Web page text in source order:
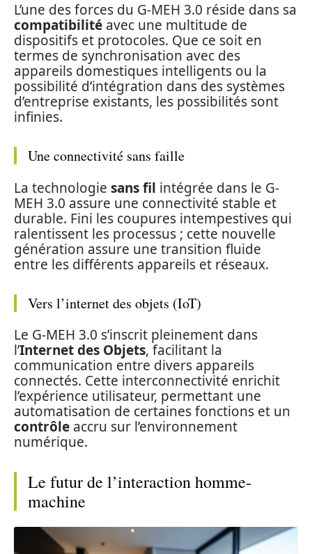
L’une des forces du G-MEH 3.0 réside dans sa
compatibilité avec une multitude de
dispositifs et protocoles. Que ce soit en
termes de synchronisation avec des
appareils domestiques intelligents ou la
possibilité d’intégration dans des systèmes
d’entreprise existants, les possibilités sont
infinies.
Une connectivité sans faille
La technologie sans fil intégrée dans le G-
MEH 3.0 assure une connectivité stable et
durable. Fini les coupures intempestives qui
ralentissent les processus ; cette nouvelle
génération assure une transition fluide
entre les différents appareils et réseaux.
Vers l’internet des objets (IoT)
Le G-MEH 3.0 s’inscrit pleinement dans
l’Internet des Objets, facilitant la
communication entre divers appareils
connectés. Cette interconnectivité enrichit
l’expérience utilisateur, permettant une
automatisation de certaines fonctions et un
contrôle accru sur l’environnement
numérique.
Le futur de l’interaction homme-
machine